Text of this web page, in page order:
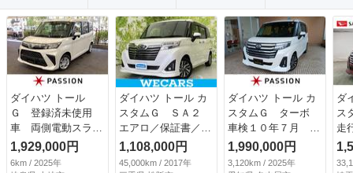
ダイハツ トール
Ｇ 登録済未使用
車 両側電動スライ
ドドア 衝突被害軽
減ブレーキ コーナ
1,929,000円
6km / 2025年
ダイハツ トール カ
スタムＧ ＳＡ２
エアロ／保証書／社
外 ＳＤナビ／衝突
安全装置／両側電動
1,108,000円
45,000km / 2017年
ダイハツ トール カ
スタムＧ ターボ
車検１０年７月 両
側電動スライド 衝
突被害軽減ブレー
1,990,000円
3,120km / 2025年
ダ
ス
走
／
レ